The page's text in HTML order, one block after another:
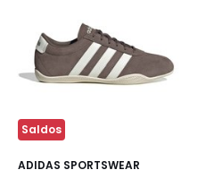
Saldos
ADIDAS SPORTSWEAR
4,6
2